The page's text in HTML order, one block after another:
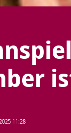
11:28